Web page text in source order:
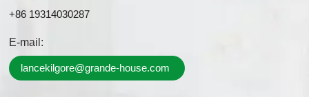
+86 19314030287
E-mail:
lancekilgore@grande-house.com